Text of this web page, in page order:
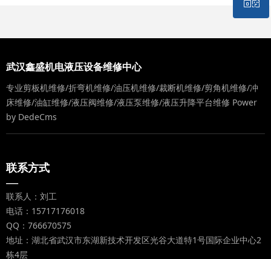
武汉鑫盛机电液压设备维修中心
专业剪板机维修/折弯机维修/油压机维修/裁断机维修/剪角机维修/冲
床维修/油缸维修/液压阀维修/液压泵维修/液压升降平台维修 Power
by DedeCms
联系方式
—
联系人：刘工
电话：15717176018
QQ：766670575
地址：湖北省武汉市东湖新技术开发区光谷大道特1号国际企业中心2
栋4层